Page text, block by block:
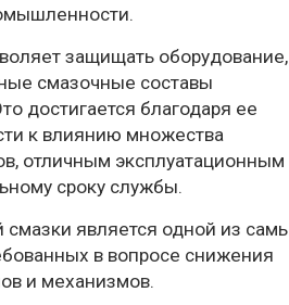
защищать
смазочные составы
достигается благодаря ее
к влиянию множества
отличным эксплуатационным
сроку службы.
смазки является одной из
в вопросе снижения
и механизмов.